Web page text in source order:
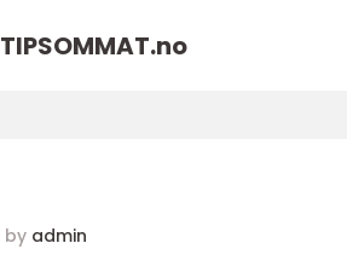
TIPSOMMAT.no
by admin